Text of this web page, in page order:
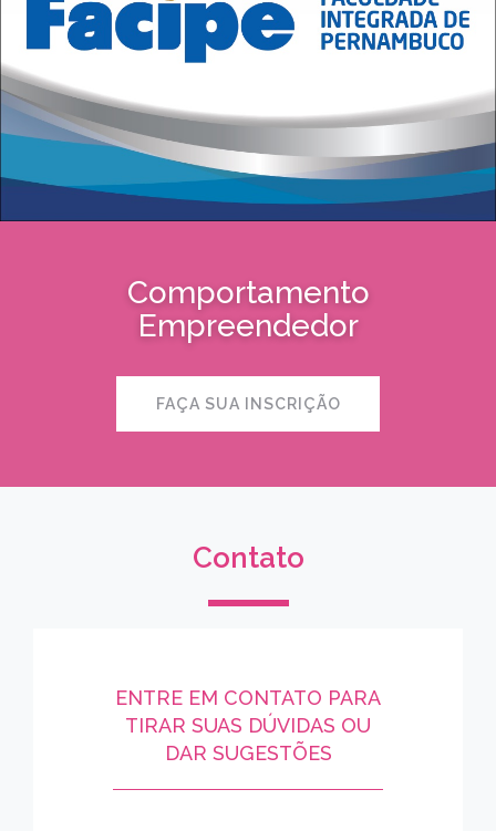
Comportamento
Empreendedor
FAÇA SUA INSCRIÇÃO
Contato
ENTRE EM CONTATO PARA
TIRAR SUAS DÚVIDAS OU
DAR SUGESTÕES